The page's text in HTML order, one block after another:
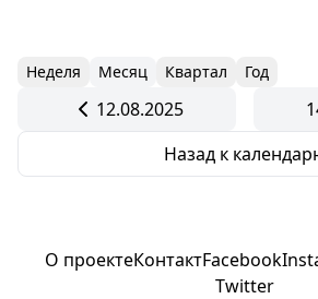
Неделя Месяц Квартал Год
12.08.2025
Назад к
О проектеКонтактFacebook
Twitter